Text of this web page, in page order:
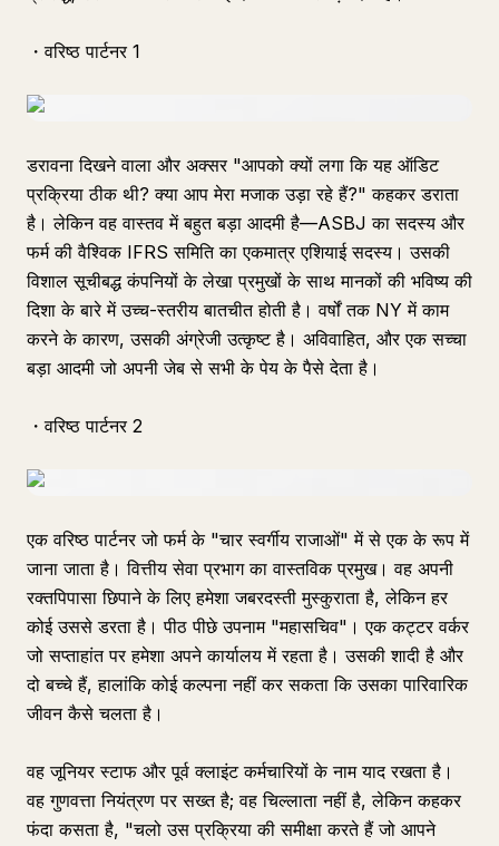
・वरिष्ठ पार्टनर 1
डरावना दिखने वाला और अक्सर "आपको क्यों लगा कि यह ऑडिट
प्रक्रिया ठीक थी? क्या आप मेरा मजाक उड़ा रहे हैं?" कहकर डराता
है। लेकिन वह वास्तव में बहुत बड़ा आदमी है—ASBJ का सदस्य और
फर्म की वैश्विक IFRS समिति का एकमात्र एशियाई सदस्य। उसकी
विशाल सूचीबद्ध कंपनियों के लेखा प्रमुखों के साथ मानकों की भविष्य की
दिशा के बारे में उच्च-स्तरीय बातचीत होती है। वर्षों तक NY में काम
करने के कारण, उसकी अंग्रेजी उत्कृष्ट है। अविवाहित, और एक सच्चा
बड़ा आदमी जो अपनी जेब से सभी के पेय के पैसे देता है।
・वरिष्ठ पार्टनर 2
एक वरिष्ठ पार्टनर जो फर्म के "चार स्वर्गीय राजाओं" में से एक के रूप में
जाना जाता है। वित्तीय सेवा प्रभाग का वास्तविक प्रमुख। वह अपनी
रक्तपिपासा छिपाने के लिए हमेशा जबरदस्ती मुस्कुराता है, लेकिन हर
कोई उससे डरता है। पीठ पीछे उपनाम "महासचिव"। एक कट्टर वर्कर
जो सप्ताहांत पर हमेशा अपने कार्यालय में रहता है। उसकी शादी है और
दो बच्चे हैं, हालांकि कोई कल्पना नहीं कर सकता कि उसका पारिवारिक
जीवन कैसे चलता है।
वह जूनियर स्टाफ और पूर्व क्लाइंट कर्मचारियों के नाम याद रखता है।
वह गुणवत्ता नियंत्रण पर सख्त है; वह चिल्लाता नहीं है, लेकिन कहकर
फंदा कसता है, "चलो उस प्रक्रिया की समीक्षा करते हैं जो आपने